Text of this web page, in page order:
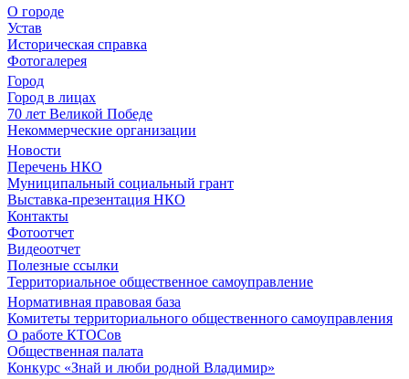
О городе
Устав
Историческая справка
Фотогалерея
Город
Город в лицах
70 лет Великой Победе
Некоммерческие организации
Новости
Перечень НКО
Муниципальный социальный грант
Выставка-презентация НКО
Контакты
Фотоотчет
Видеоотчет
Полезные ссылки
Территориальное общественное самоуправление
Нормативная правовая база
Комитеты территориального общественного самоуправления
О работе КТОСов
Общественная палата
Конкурс «Знай и люби родной Владимир»